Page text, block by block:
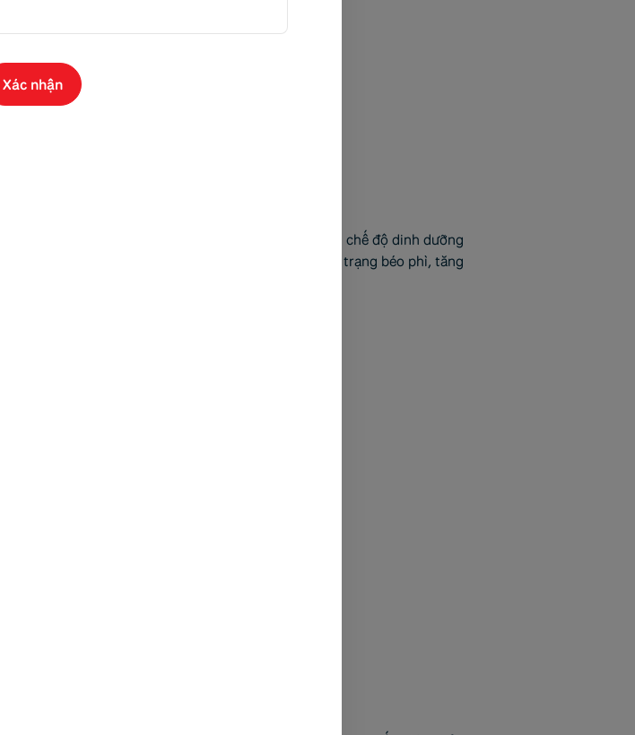
béo nào cũng tốt cho con. Do đó, để để xây dựng chế độ dinh dưỡng
thụ nhiều chất béo từ động vật rất dễ dẫn đến tình trạng béo phì, tăng
Xác nhận